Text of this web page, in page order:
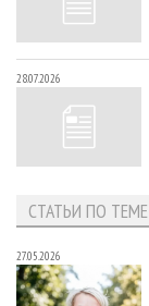
28.07.2026
СТАТЬИ ПО ТЕМЕ
27.05.2026